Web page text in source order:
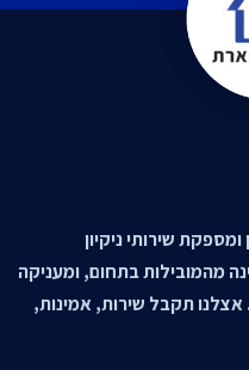
שירותי ניקיון
1991. חברתנו הינה מהמובילות בתחום, ומעניקה
אצלנו תקבל שירות, אמינות,